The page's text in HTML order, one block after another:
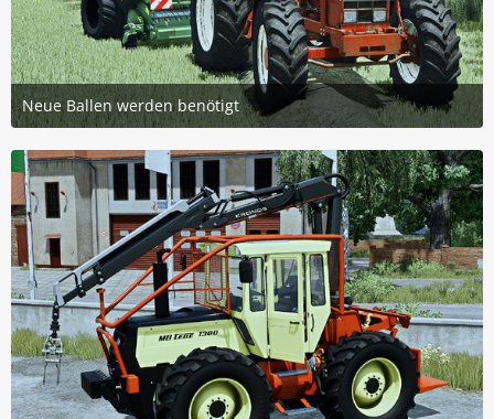
Neue Ballen werden benötigt
3. Januar 2026 um 13:28
3